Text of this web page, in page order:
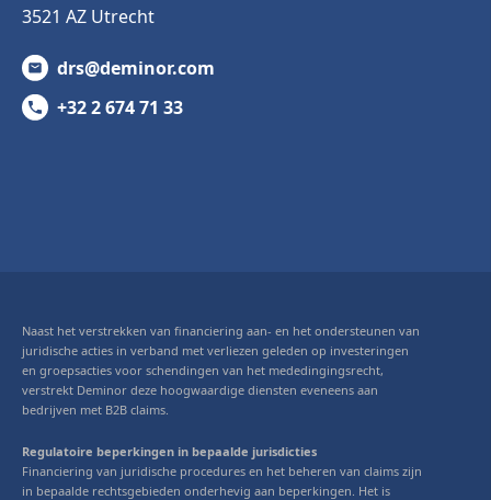
3521 AZ Utrecht
drs@deminor.com
+32 2 674 71 33
Naast het verstrekken van financiering aan- en het ondersteunen van
juridische acties in verband met verliezen geleden op investeringen
en groepsacties voor schendingen van het mededingingsrecht,
verstrekt Deminor deze hoogwaardige diensten eveneens aan
bedrijven met B2B claims.
Regulatoire beperkingen in bepaalde jurisdicties
Financiering van juridische procedures en het beheren van claims zijn
in bepaalde rechtsgebieden onderhevig aan beperkingen. Het is